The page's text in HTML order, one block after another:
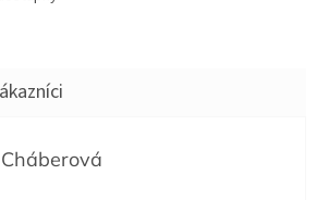
obchodu je 5 z 5 hvězdiček.